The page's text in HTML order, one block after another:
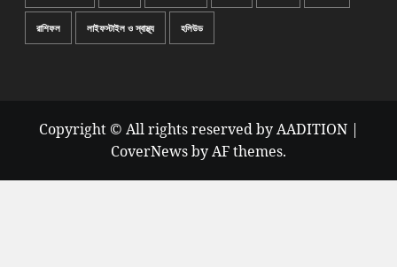
রাশিফল লাইফস্টাইল ও স্বাস্থ্য হলিউড
Copyright © All rights reserved by AADITION |
CoverNewsby AF themes.